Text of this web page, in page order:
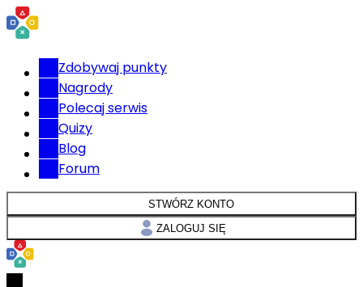
Zdobywaj punkty
Nagrody
Polecaj serwis
Quizy
Blog
Forum
STWÓRZ KONTO
ZALOGUJ SIĘ